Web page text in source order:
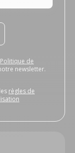
Politique de
newsletter.
règles de